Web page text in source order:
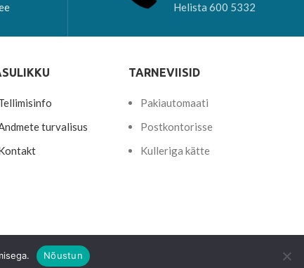
Helista 600 5332
turvalisus
TARNEVIISID
Pakiautomaati
Postkontorisse
Kulleriga kätte
Nõustun